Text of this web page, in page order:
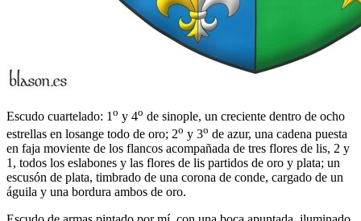
Escudo cuartelado: 1 o y 4o de sinople, un creciente dentro de ocho
estrellas en losange todo de oro; 2o y 3o de azur, una cadena puesta
en faja moviente de los flancos acompañada de tres flores de lis, 2 y
1, todos los eslabones y las flores de lis partidos de oro y plata; un
escusón de plata, timbrado de una corona de conde, cargado de un
águila y una bordura ambos de oro.